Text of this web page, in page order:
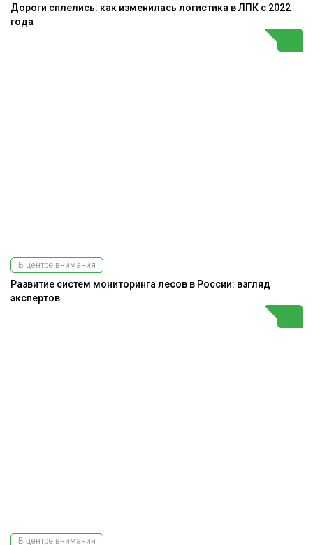
Дороги сплелись: как изменилась логистика в ЛПК с 2022
года
В центре внимания
Развитие систем мониторинга лесов в России: взгляд
экспертов
В центре внимания